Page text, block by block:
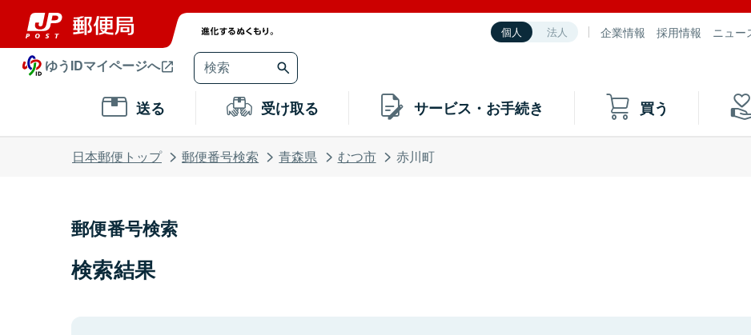
個人 法人 企業情報 採用情報 ニュー
ゆうIDマイページへ
送る 受け取る サービス・お手続き 買う
日本郵便トップ 郵便番号検索 青森県 むつ市 赤川町
郵便番号検索
検索結果